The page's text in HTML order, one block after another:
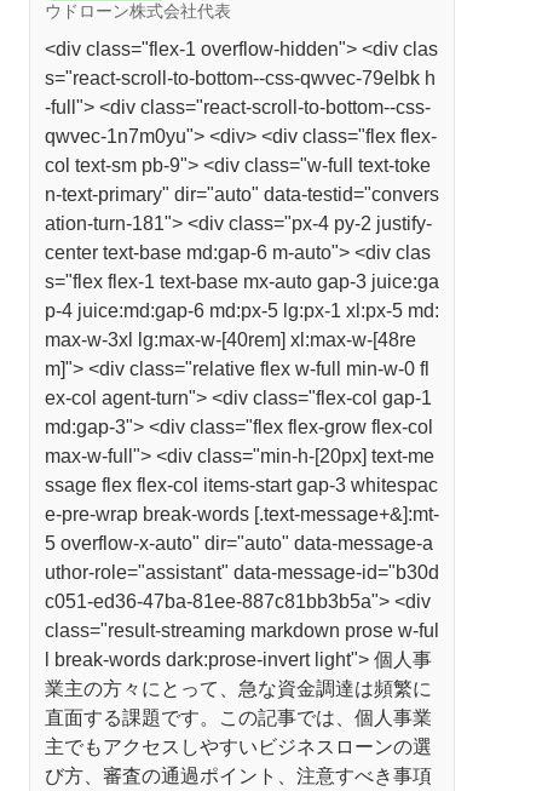
ウドローン株式会社代表
<div class="flex-1 overflow-hidden"> <div clas
s="react-scroll-to-bottom--css-qwvec-79elbk h
-full"> <div class="react-scroll-to-bottom--css-
qwvec-1n7m0yu"> <div> <div class="flex flex-
col text-sm pb-9"> <div class="w-full text-toke
n-text-primary" dir="auto" data-testid="convers
ation-turn-181"> <div class="px-4 py-2 justify-
center text-base md:gap-6 m-auto"> <div clas
s="flex flex-1 text-base mx-auto gap-3 juice:ga
p-4 juice:md:gap-6 md:px-5 lg:px-1 xl:px-5 md:
max-w-3xl lg:max-w-[40rem] xl:max-w-[48re
m]"> <div class="relative flex w-full min-w-0 fl
ex-col agent-turn"> <div class="flex-col gap-1
md:gap-3"> <div class="flex flex-grow flex-col
max-w-full"> <div class="min-h-[20px] text-me
ssage flex flex-col items-start gap-3 whitespac
e-pre-wrap break-words [.text-message+&]:mt-
5 overflow-x-auto" dir="auto" data-message-a
uthor-role="assistant" data-message-id="b30d
c051-ed36-47ba-81ee-887c81bb3b5a"> <div
class="result-streaming markdown prose w-ful
l break-words dark:prose-invert light"> 個人事
業主の方々にとって、急な資金調達は頻繁に
直面する課題です。この記事では、個人事業
主でもアクセスしやすいビジネスローンの選
び方、審査の通過ポイント、注意すべき事項